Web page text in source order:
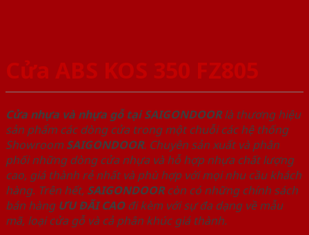
Cửa ABS KOS 350 FZ805
Cửa nhựa và nhựa gỗ tại SAIGONDOORlà thương hiệu
sản phẩm các dòng cửa trong một chuỗi các hệ thống
Showroom SAIGONDOOR. Chuyên sản xuất và phân
phối những dòng cửa nhựa và hỗ hợp nhựa chất lượng
cao, giá thành rẻ nhất và phù hợp với mọi nhu cầu khách
hàng. Trên hết, SAIGONDOORcòn có những chính sách
bán hàng ƯU ĐÃI CAOđi kèm với sự đa dạng về mẫu
mã, loại cửa gỗ và cả phân khúc giá thành.